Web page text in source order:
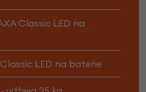
Classic LED na
LED na baterie